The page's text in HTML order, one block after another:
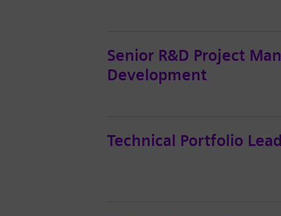
Senior R&D Project
Development
Technical Portfolio